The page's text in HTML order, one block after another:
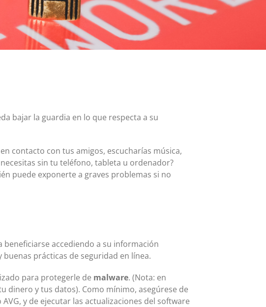
Tarjeta MasterCard y Visa Preferred Points
(Empresas)
Comisiones para todos los productos de tarjeta
bajar la guardia en lo que respecta a su
contacto con tus amigos, escucharías música,
sin tu teléfono, tableta u ordenador?
puede exponerte a graves problemas si no
accediendo a su información
prácticas de seguridad en línea.
para protegerle de malware. (Nota: en
dinero y tus datos). Como mínimo, asegúrese de
y de ejecutar las actualizaciones del software